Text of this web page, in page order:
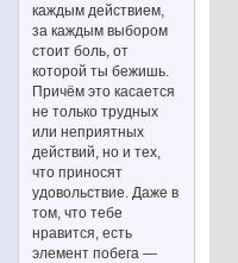
каждым действием,
за каждым выбором
стоит боль, от
которой ты бежишь.
Причём это касается
не только трудных
или неприятных
действий, но и тех,
что приносят
удовольствие. Даже в
том, что тебе
нравится, есть
элемент побега —